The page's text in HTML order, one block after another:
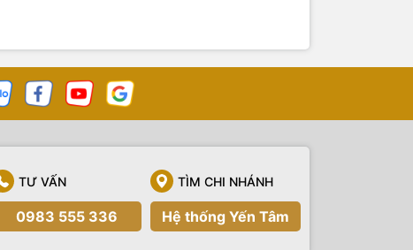
TƯ VẤN
0983 555 336
TÌM CHI NHÁNH
Hệ thống Yến Tâm